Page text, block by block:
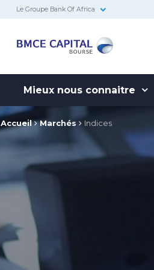
Le Groupe Bank Of Africa
Bourse
Mieux nous connaitre
Accueil Marchés Indices